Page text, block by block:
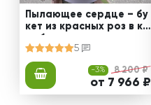
Пылающее сердце – бу
кет из красных роз в ко
робке
5
-3% 8 200 ₽
от 7 966 ₽